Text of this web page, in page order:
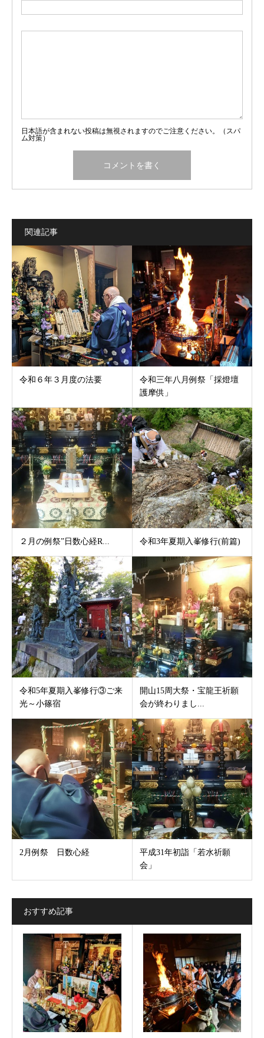
日本語が含まれない投稿は無視されますのでご注意ください。（スパ
ム対策）
関連記事
令和６年３月度の法要
令和三年八月例祭「採燈壇
護摩供」
２月の例祭”日数心経R... 令和3年夏期入峯修行(前篇)
令和5年夏期入峯修行③ご来
光～小篠宿
開山15周大祭・宝龍王祈願
会が終わりまし...
2月例祭 日数心経
平成31年初詣「若水祈願
会」
おすすめ記事